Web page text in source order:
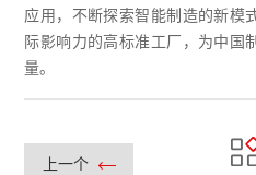
应用，不断探索智能制造的新模
际影响力的高标准工厂，为中国
量。
上一个